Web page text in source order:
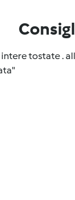
tostate .